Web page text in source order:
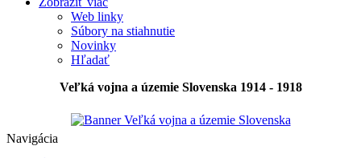
Web linky
Súbory na stiahnutie
Novinky
Hľadať
Veľká vojna a územie Slovenska 1914 - 1918
Navigácia